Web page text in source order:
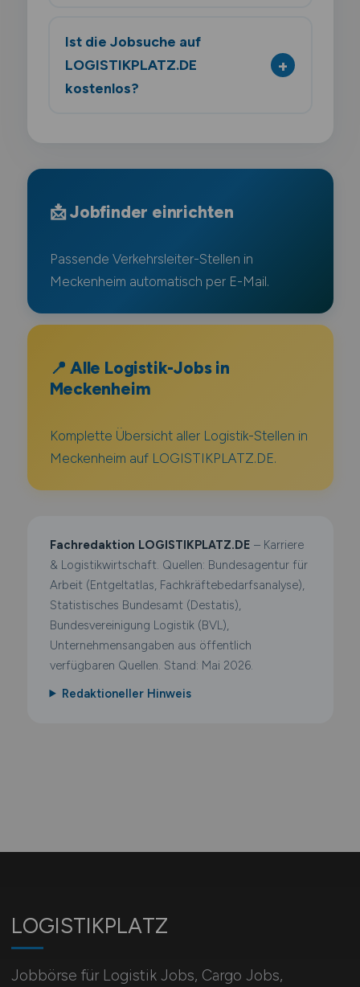
Ist die Jobsuche auf
LOGISTIKPLATZ.DE
kostenlos?
📩 Jobfinder einrichten
Passende Verkehrsleiter-Stellen in
Meckenheim automatisch per E-Mail.
📍 Alle Logistik-Jobs in
Meckenheim
Komplette Übersicht aller Logistik-Stellen in
Meckenheim auf LOGISTIKPLATZ.DE.
Fachredaktion LOGISTIKPLATZ.DE – Karriere
& Logistikwirtschaft. Quellen: Bundesagentur für
Arbeit (Entgeltatlas, Fachkräftebedarfsanalyse),
Statistisches Bundesamt (Destatis),
Bundesvereinigung Logistik (BVL),
Unternehmensangaben aus öffentlich
verfügbaren Quellen. Stand: Mai 2026.
Redaktioneller Hinweis
LOGISTIKPLATZ
Jobbörse für Logistik Jobs, Cargo Jobs,